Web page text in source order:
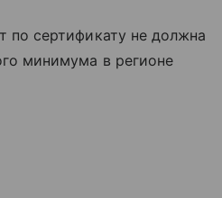
по сертификату не должна
минимума в регионе